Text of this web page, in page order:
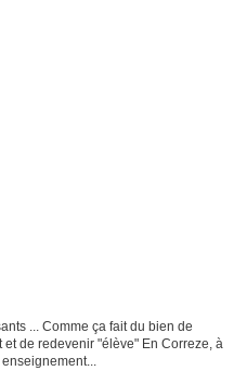
... Comme ça fait du bien de
de redevenir "élève" En Correze, à